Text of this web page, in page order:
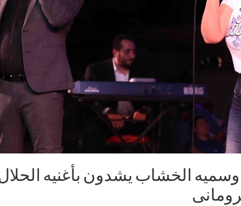
الخشاب يشدون بأغنيه